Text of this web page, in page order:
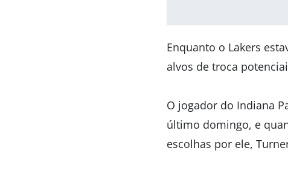
Enquanto o Lakers
alvos de troca
O jogador do Indiana
último domingo, e
escolhas por ele,